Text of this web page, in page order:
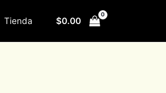
Tienda $0.00